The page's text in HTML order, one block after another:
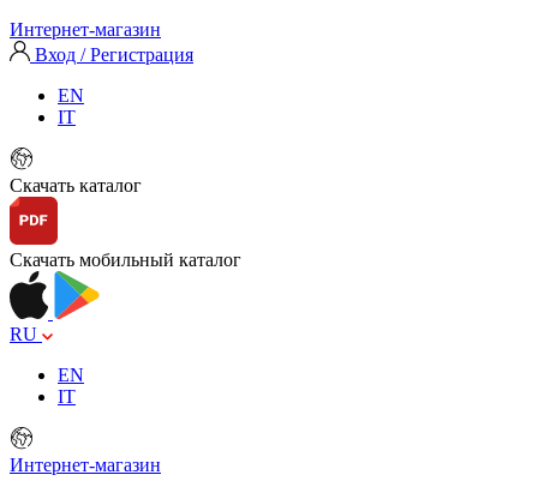
Интернет-магазин
Вход / Регистрация
EN
IT
Скачать каталог
Скачать мобильный каталог
RU
EN
IT
Интернет-магазин